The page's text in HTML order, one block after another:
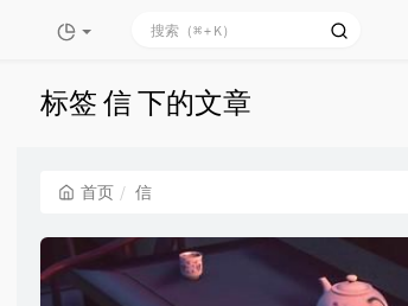
标签 信 下的文章
首页 信